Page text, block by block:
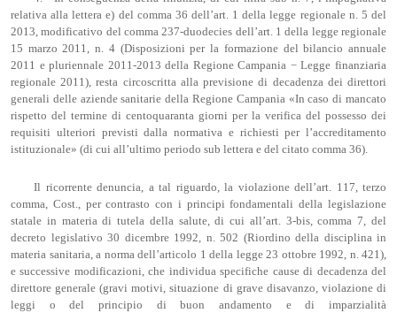
relativa alla lettera e) del comma 36 dell’art. 1 della legge regionale n. 5 del
2013, modificativo del comma 237-duodecies dell’art. 1 della legge regionale
15 marzo 2011, n. 4 (Disposizioni per la formazione del bilancio annuale
2011 e pluriennale 2011-2013 della Regione Campania − Legge finanziaria
regionale 2011), resta circoscritta alla previsione di decadenza dei direttori
generali delle aziende sanitarie della Regione Campania «In caso di mancato
rispetto del termine di centoquaranta giorni per la verifica del possesso dei
requisiti ulteriori previsti dalla normativa e richiesti per l’accreditamento
istituzionale» (di cui all’ultimo periodo sub lettera e del citato comma 36).
Il ricorrente denuncia, a tal riguardo, la violazione dell’art. 117, terzo
comma, Cost., per contrasto con i principi fondamentali della legislazione
statale in materia di tutela della salute, di cui all’art. 3-bis, comma 7, del
decreto legislativo 30 dicembre 1992, n. 502 (Riordino della disciplina in
materia sanitaria, a norma dell’articolo 1 della legge 23 ottobre 1992, n. 421),
e successive modificazioni, che individua specifiche cause di decadenza del
direttore generale (gravi motivi, situazione di grave disavanzo, violazione di
leggi o del principio di buon andamento e di imparzialità